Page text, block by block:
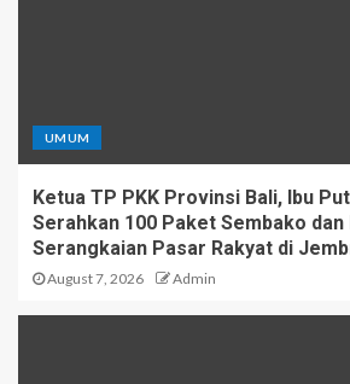
UMUM
Ketua TP PKK Provinsi Bali, Ibu
Serahkan 100 Paket Sembako dan
Serangkaian Pasar Rakyat di
August 7, 2026 Admin